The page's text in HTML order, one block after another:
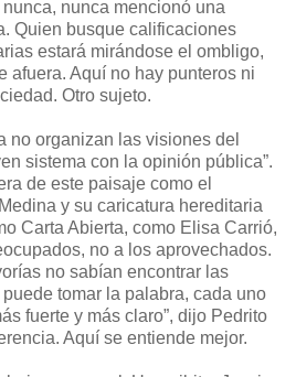
nunca mencionó una
Quien busque calificaciones
estará mirándose el ombligo,
afuera. Aquí no hay punteros ni
Otro sujeto.
no organizan las visiones del
sistema con la opinión pública”.
de este paisaje como el
y su caricatura hereditaria
Carta Abierta, como Elisa Carrió,
no a los aprovechados.
no sabían encontrar las
tomar la palabra, cada uno
fuerte y más claro”, dijo Pedrito
Aquí se entiende mejor.